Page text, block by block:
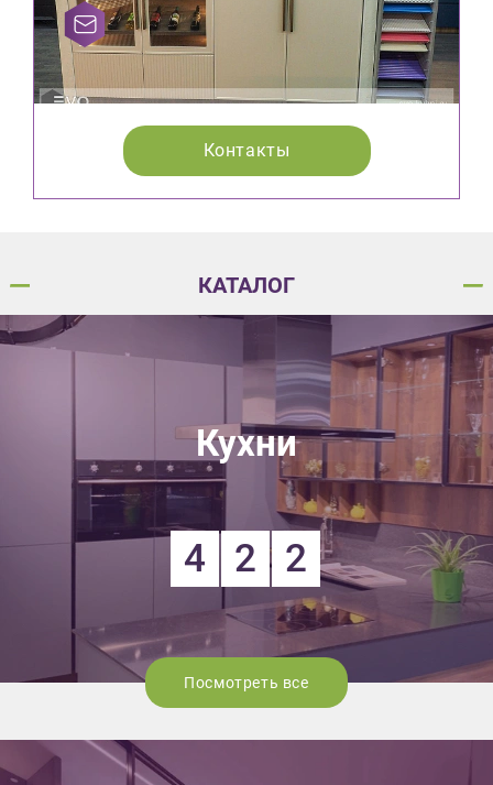
Контакты
КАТАЛОГ
Кухни
4 2 2
Посмотреть все